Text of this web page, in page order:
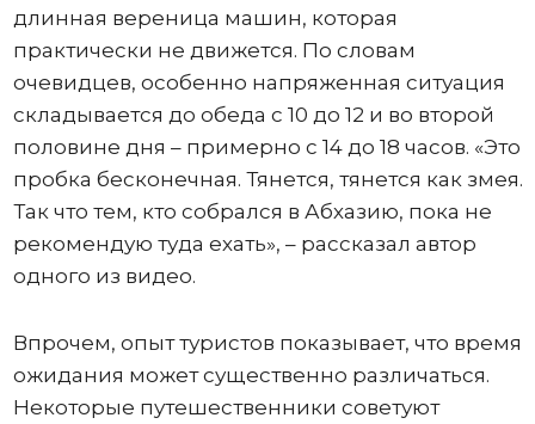
длинная вереница машин, которая
практически не движется. По словам
очевидцев, особенно напряженная ситуация
складывается до обеда с 10 до 12 и во второй
половине дня – примерно с 14 до 18 часов. «Это
пробка бесконечная. Тянется, тянется как змея.
Так что тем, кто собрался в Абхазию, пока не
рекомендую туда ехать», – рассказал автор
одного из видео.
Впрочем, опыт туристов показывает, что время
ожидания может существенно различаться.
Некоторые путешественники советуют